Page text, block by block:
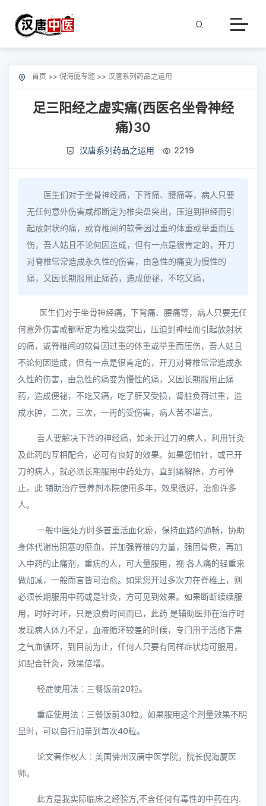
首页 >> 倪海厦专题 >> 汉唐系列药品之运用
足三阳经之虚实痛(西医名坐骨神经
痛)30
汉唐系列药品之运用 2219
医生们对于坐骨神经痛，下背痛、腰痛等，病人只要
无任何意外伤害咸都断定为椎尖盘突出，压迫到神经而引
起放射状的痛，或脊椎间的软骨因过重的体重或举重而压
伤，吾人姑且不论何因造成，但有一点是很肯定的，开刀
对脊椎常常造成永久性的伤害，由急性的痛变为慢性的
痛，又因长期服用止痛药，造成便祕，不吃又痛，
医生们对于坐骨神经痛，下背痛、腰痛等，病人只要无任
何意外伤害咸都断定为椎尖盘突出，压迫到神经而引起放射状
的痛，或脊椎间的软骨因过重的体重或举重而压伤，吾人姑且
不论何因造成，但有一点是很肯定的，开刀对脊椎常常造成永
久性的伤害，由急性的痛变为慢性的痛，又因长期服用止痛
药，造成便祕，不吃又痛，吃了肝又受损，肾脏负荷过重，造
成水肿，二次，三次，一再的受伤害，病人苦不堪言。
吾人要解决下背的神经痛，如未开过刀的病人，利用针灸
及此药的互相配合，必可有良好的效果。如果您怕针，或已开
刀的病人，就必须长期服用中药处方，直到痛解除，方可停
止。此 辅助治疗营养剂本院使用多年，效果很好，治愈许多
人。
一般中医处方时多首重活血化瘀，保持血路的通畅，协助
身体代谢出阻塞的瘀血，并加强脊椎的力量，强固骨质，再加
入中药的止痛剂，重病的人，可大量服用，视 各人痛的轻重来
做加减，一般而言皆可治愈。如果您开过多次刀在脊椎上，则
必须长期服用中药或是针灸，方可见到效果。如果断断续续服
用，时好时坏，只是浪费时间而已，此药 是辅助医师在治疗时
发现病人体力不足，血液循环较差的时候，专门用于活络下焦
之气血循环，到目前为止，任何人只要有同样症状均可服用，
如配合针灸，效果倍增。
轻症使用法︰三餐饭前20粒。
重症使用法︰三餐饭前30粒。如果服用这个剂量效果不明
显时，可以自行加量到每次40粒。
论文著作权人︰美国佛州汉唐中医学院，院长倪海厦医
师。
此方是我实际临床之经验方,不含任何有毒性的中药在内.